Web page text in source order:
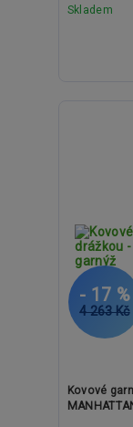
Skladem
4 263 Kč
- 17 %
Kovové